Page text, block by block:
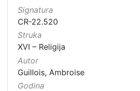
Signatura
CR-22.520
Struka
XVI – Religija
Autor
Guillois, Ambroise
Godina